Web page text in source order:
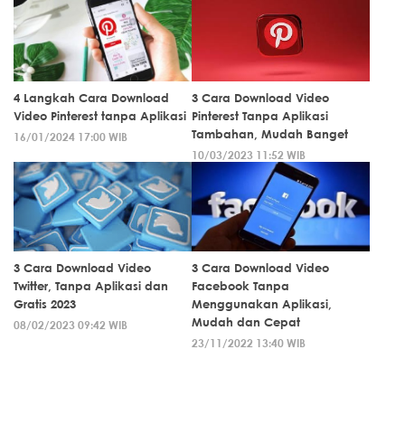
4 Langkah Cara Download
Video Pinterest tanpa Aplikasi
16/01/2024 17:00 WIB
3 Cara Download Video
Pinterest Tanpa Aplikasi
Tambahan, Mudah Banget
10/03/2023 11:52 WIB
3 Cara Download Video
Twitter, Tanpa Aplikasi dan
Gratis 2023
08/02/2023 09:42 WIB
3 Cara Download Video
Facebook Tanpa
Menggunakan Aplikasi,
Mudah dan Cepat
23/11/2022 13:40 WIB